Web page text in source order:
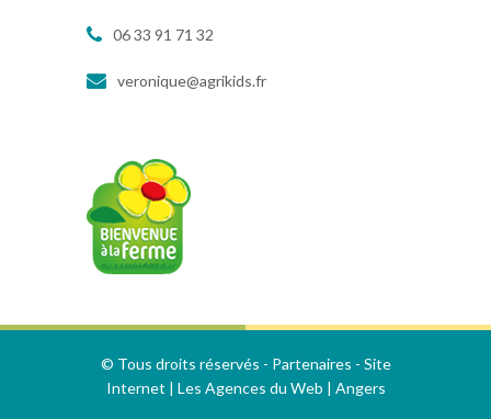
06 33 91 71 32
veronique@agrikids.fr
© Tous droits réservés - Partenaires - Site
Internet | Les Agences du Web | Angers